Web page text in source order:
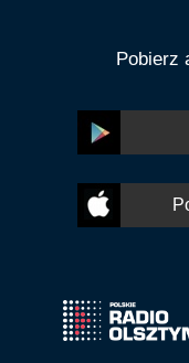
Pobierz